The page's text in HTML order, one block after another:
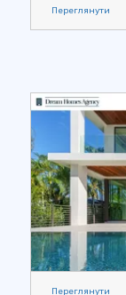
Переглянути
Переглянути